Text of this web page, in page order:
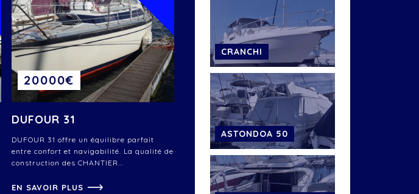
20000€
DUFOUR 31
DUFOUR 31 offre un équilibre parfait
entre confort et navigabilité. La qualité de
construction des CHANTIER...
EN SAVOIR PLUS
CRANCHI
ASTONDOA 50